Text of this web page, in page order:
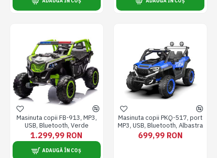
Masinuta copii FB-913, MP3,
USB, Bluetooth, Verde
1.299,99 RON
ADAUGĂ ÎN COȘ
Masinuta copii PKQ-517, port
MP3, USB, Bluetooth, Albastra
699,99 RON